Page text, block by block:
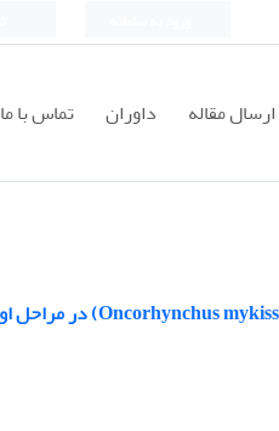
ارسال مقاله داوران تماس با ما